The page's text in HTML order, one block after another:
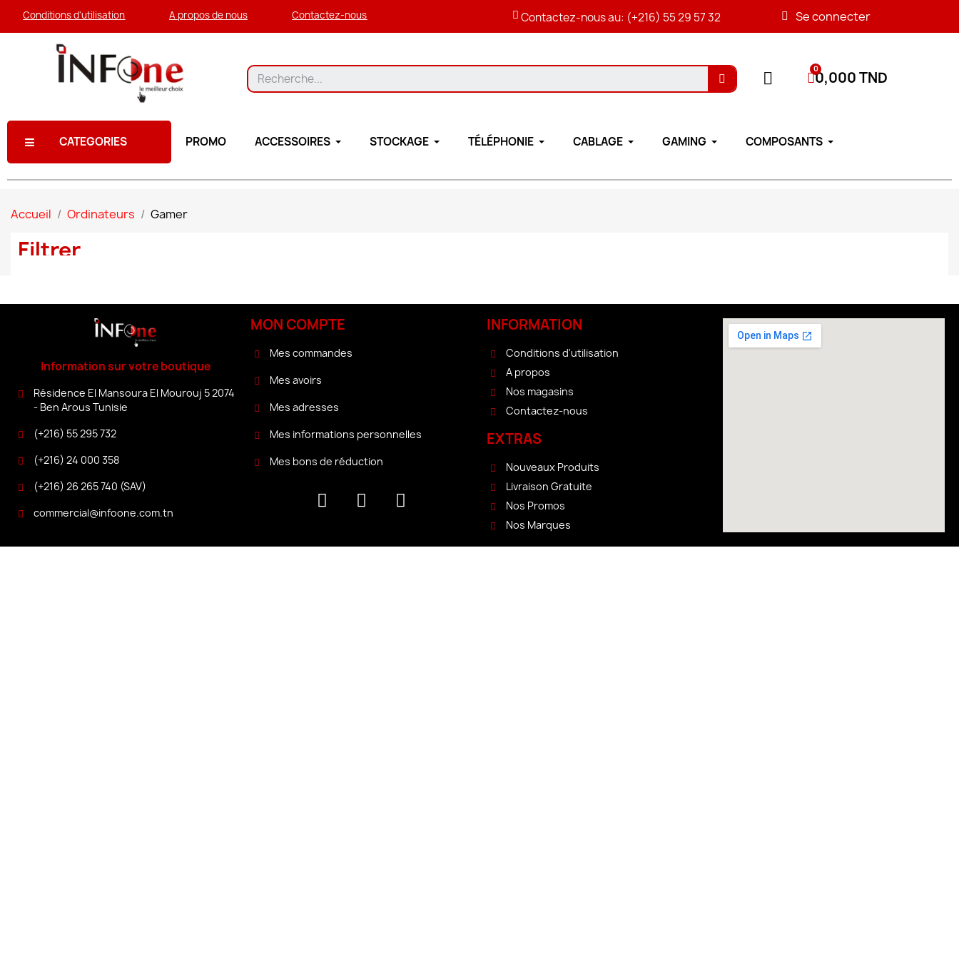
Conditions d'utilisation A propos de nous Contactez-nous Contactez-nous au: (+216) 55 29 57 32 Se connecter
0,000 TND
CATEGORIES PROMO ACCESSOIRES STOCKAGE TÉLÉPHONIE CABLAGE GAMING COMPOSANTS
Accueil Ordinateurs Gamer
Filtrer
Information sur votre boutique
Résidence El Mansoura El Mourouj 5 2074
- Ben Arous Tunisie
(+216) 55 295 732
(+216) 24 000 358
(+216) 26 265 740 (SAV)
commercial@infoone.com.tn
MON COMPTE
Mes commandes
Mes avoirs
Mes adresses
Mes informations personnelles
Mes bons de réduction
INFORMATION
Conditions d'utilisation
A propos
Nos magasins
Contactez-nous
EXTRAS
Nouveaux Produits
Livraison Gratuite
Nos Promos
Nos Marques